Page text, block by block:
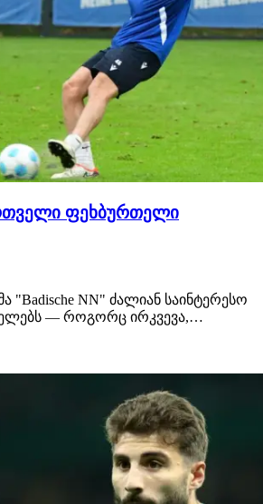
ფეხბურთელი
"Badische NN" ძალიან საინტერესო
— როგორც ირკვევა,
ბუნდესლიგა 2-ის გუნდში სინჯებზე
წლის ალექსანდრე ნარიმანიძეზე,
ის საკუთრებაში იმყოფება.…